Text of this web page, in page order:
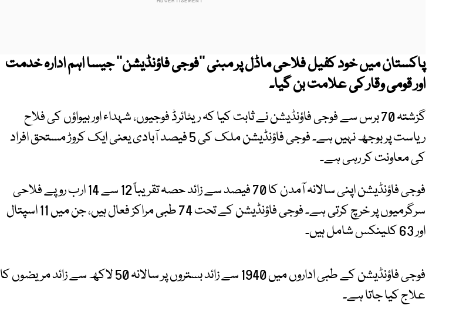
پاکستان میں خود کفیل فلاحی ماڈل پر مبنی ’’فوجی فاؤنڈیشن‘‘ جیسا اہم ادارہ خدمت
اور قومی وقار کی علامت بن گیا۔
گزشتہ 70 برس سے فوجی فاؤنڈیشن نے ثابت کیا کہ ریٹائرڈ فوجیوں، شہداء اور بیواؤں کی فلاح
ریاست پر بوجھ نہیں ہے۔ فوجی فاؤنڈیشن ملک کی 5 فیصد آبادی یعنی ایک کروڑ مستحق افراد
کی معاونت کر رہی ہے۔
فوجی فاؤنڈیشن اپنی سالانہ آمدن کا 70 فیصد سے زائد حصہ تقریباً 12 سے 14 ارب روپے فلاحی
سرگرمیوں پر خرچ کرتی ہے۔ فوجی فاؤنڈیشن کے تحت 74 طبی مراکز فعال ہیں، جن میں 11 اسپتال
اور 63 کلینکس شامل ہیں۔
فوجی فاؤنڈیشن کے طبی اداروں میں 1940 سے زائد بستروں پر سالانہ 50 لاکھ سے زائد مریضوں کا
علاج کیا جاتا ہے۔